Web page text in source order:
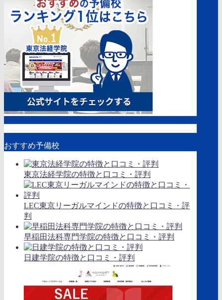
おすすめ予備校
東京法経学院の特徴と口コミ・評判
LEC東京リーガルマインドの特徴と口コミ・評
判
早稲田法科専門学院の特徴と口コミ・評判
日建学院の特徴と口コミ・評判